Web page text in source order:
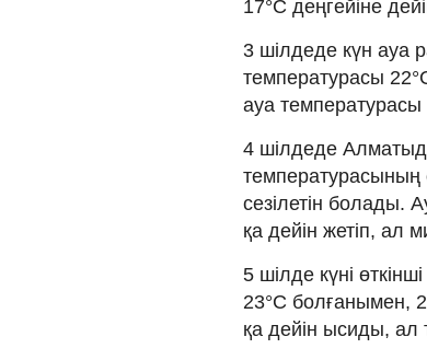
17°C деңгейіне
3 шілдеде күн ауа
температурасы
ауа температурасы
4 шілдеде
температурасының
сезілетін болады.
қа дейін жетіп, ал
5 шілде күні
23°C болғанымен,
қа дейін ысиды, ал